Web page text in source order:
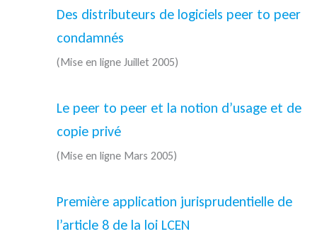
Des distributeurs de logiciels peer to peer
condamnés
(Mise en ligne Juillet 2005)
Le peer to peer et la notion d’usage et de
copie privé
(Mise en ligne Mars 2005)
Première application jurisprudentielle de
l’article 8 de la loi LCEN